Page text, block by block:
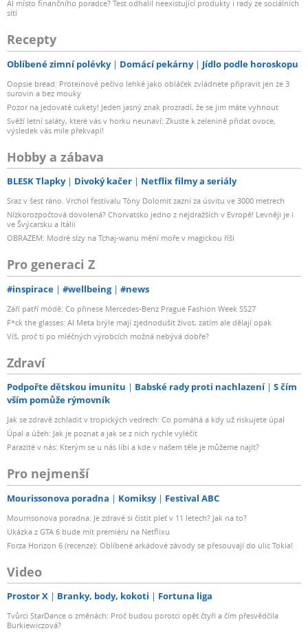
AI místo finančního poradce? Test odhalil neexistující produkty i rady ze sociálních
sítí
Recepty
Oblíbené zimní polévky Domácí pekárny Jídlo podle horoskopu
Oopsie bread: Proteinové pečivo lehké jako obláček zvládnete připravit jen ze 3
surovin a bez mouky
Pozor na jedovaté cukety! Jeden jasný znak prozradí, že se jim máte vyhnout
Svěží letní saláty, které vás v horku neunaví: Zkuste k zelenině přidat ovoce,
výsledek vás mile překvapí!
Hobby a zábava
BLESK Tlapky Divoký kačer Netflix filmy a seriály
Sraz v šest ráno. Vrchol festivalu Tóny Dolomit zazní za úsvitu ve 3000 metrech
Nízkorozpočtová dovolená? Chorvatsko jedno z nejdražších v Evropě! Levněji je i
ve Švýcarsku a Itálii
OBRAZEM: Modré slzy na Tchaj-wanu mění moře v magickou říši
Pro generaci Z
#inspirace #wellbeing #news
Září patří módě: Co přinese Mercedes-Benz Prague Fashion Week SS27
F*ck the glasses: AI Meta brýle mají zjednodušit život, zatím ale dělají opak
Víš, proč ti po mléčných výrobcích možná nebývá dobře?
Zdraví
Podpořte dětskou imunitu Babské rady proti nachlazení
S čím
vším pomůže rýmovník
Jak se zdravě zchladit v tropických vedrech: Co pomáhá a kdy už riskujete úpal
Úpal a úžeh: Jak je poznat a jak se z nich rychle vyléčit
Parazité v nás: Kterým se u nás líbí a kde v našem těle je můžeme najít?
Pro nejmenší
Mourissonova poradna Komiksy Festival ABC
Mourrisonova poradna: Je zdravé si čistit pleť v 11 letech? Jak na to?
Ukázka z GTA 6 bude mít premiéru na Netflixu
Forza Horizon 6 (recenze): Oblíbené arkádové závody se přesouvají do ulic Tokia!
Video
Prostor X Branky, body, kokoti Fortuna liga
Tvůrci StarDance o změnách: Proč budou porotci opět čtyři a čím přesvědčila
Burkiewiczová?